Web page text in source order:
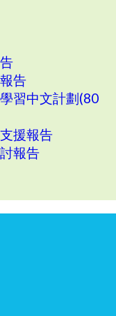
告
習中文計劃(80
援報告
報告